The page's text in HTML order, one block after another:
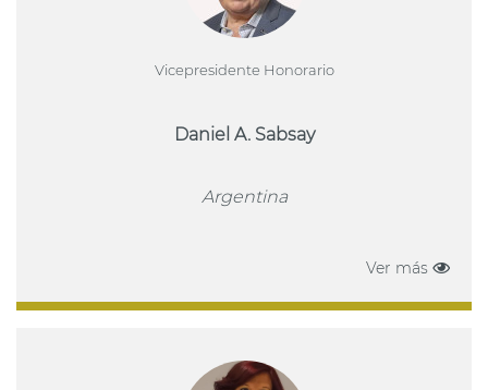
Vicepresidente Honorario
Daniel A. Sabsay
Argentina
Ver más